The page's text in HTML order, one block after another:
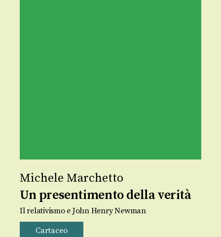
Michele Marchetto
Un presentimento della verità
Il relativismo e John Henry Newman
Cartaceo